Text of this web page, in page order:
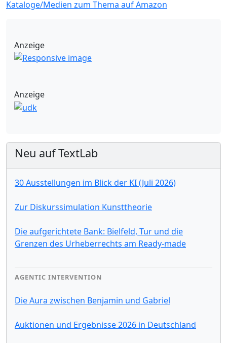
Kataloge/Medien zum Thema auf Amazon
Anzeige
Anzeige
Neu auf TextLab
30 Ausstellungen im Blick der KI (Juli 2026)
Zur Diskurssimulation Kunsttheorie
Die aufgerichtete Bank: Bielfeld, Tur und die
Grenzen des Urheberrechts am Ready-made
AGENTIC INTERVENTION
Die Aura zwischen Benjamin und Gabriel
Auktionen und Ergebnisse 2026 in Deutschland